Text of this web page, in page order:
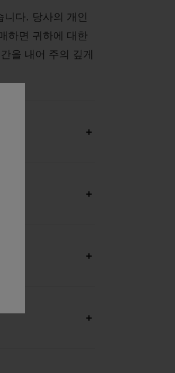
다. 당사의 개인
하면 귀하에 대한
을 내어 주의 깊게